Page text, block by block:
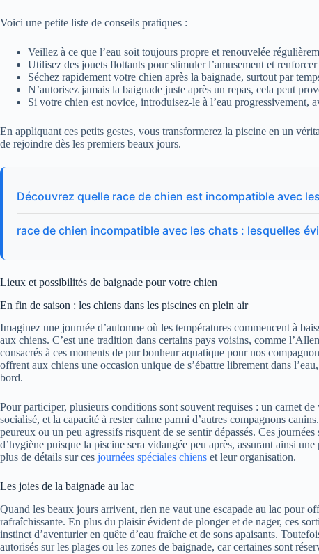
Voici une petite liste de conseils pratiques :
Veillez à ce que l’eau soit toujours propre et renouvelée
Utilisez des jouets flottants pour stimuler l’amusement et
Séchez rapidement votre chien après la baignade, surtout par
N’autorisez jamais la baignade juste après un repas, cela peut
Si votre chien est novice, introduisez-le à l’eau progressivement,
En appliquant ces petits gestes, vous transformerez la piscine en un
de rejoindre dès les premiers beaux jours.
Découvrez quelle race de chien est incompatible avec
race de chien incompatible avec les chats : lesquelles
Lieux et possibilités de baignade pour votre chien
En fin de saison : les chiens dans les piscines en plein air
Imaginez une journée d’automne où les températures commencent à
aux chiens. C’est une tradition dans certains pays voisins, comme
consacrés à ces moments de pur bonheur aquatique pour nos
offrent aux chiens une occasion unique de s’ébattre librement dans
bord.
Pour participer, plusieurs conditions sont souvent requises : un carnet
socialisé, et la capacité à rester calme parmi d’autres compagnons
peureux ou un peu agressifs risquent de se sentir dépassés. Ces
d’hygiène puisque la piscine sera vidangée peu après, assurant ainsi
plus de détails sur ces journées spéciales chiens et leur organisation.
Les joies de la baignade au lac
Quand les beaux jours arrivent, rien ne vaut une escapade au lac pour
rafraîchissante. En plus du plaisir évident de plonger et de nager, ces
instinct d’aventurier en quête d’eau fraîche et de sons apaisants.
autorisés sur les plages ou les zones de baignade, car certaines sont